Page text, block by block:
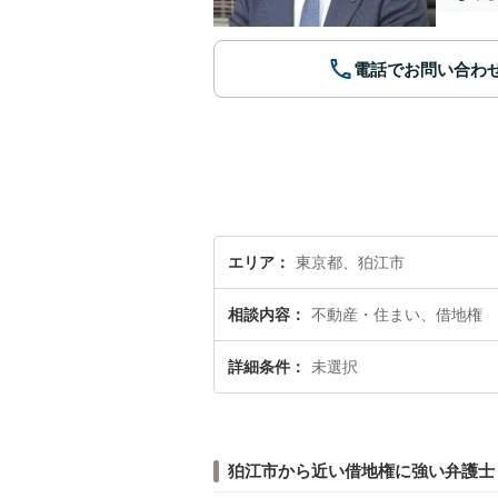
電話でお問い合わ
エリア 東京都、狛江市
相談内容 不動産・住まい、借地権
詳細条件 未選択
狛江市から近い借地権に強い弁護士